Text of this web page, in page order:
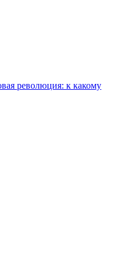
революция: к какому